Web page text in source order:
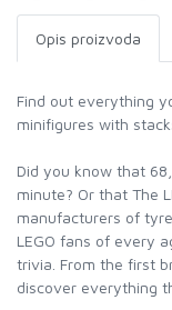
Opis proizvoda
Find out everything
minifigures with
Did you know that
minute? Or that The
manufacturers of
LEGO fans of every
trivia. From the first
discover everything